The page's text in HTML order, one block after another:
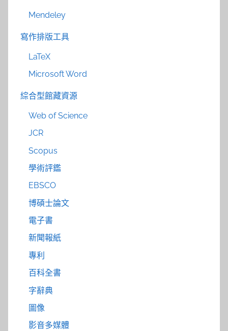
Mendeley
寫作排版工具
LaTeX
Microsoft Word
綜合型館藏資源
Web of Science
JCR
Scopus
學術評鑑
EBSCO
博碩士論文
電子書
新聞報紙
專利
百科全書
字辭典
圖像
影音多媒體